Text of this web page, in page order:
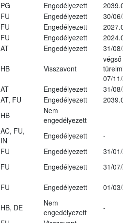
PG Engedélyezett
FU Engedélyezett
30/
FU Engedélyezett
FU Engedélyezett
AT Engedélyezett 31/
HB Visszavont
végső
07/
AT Engedélyezett
31/
AT, FU Engedélyezett
HB
Nem
engedélyezett
AC, FU,
IN
Engedélyezett
-
FU Engedélyezett
31/
FU Engedélyezett
31/
FU Engedélyezett 01/
HB, DE
Nem
engedélyezett
-